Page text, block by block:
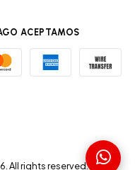
ACEPTAMOS
All rights reserved.